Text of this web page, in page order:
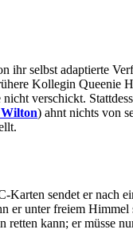
ihr selbst adaptierte
Kollegin Queenie
verschickt.
Wilton) ahnt nichts von
sendet er
unter freiem
retten kann; er müsse